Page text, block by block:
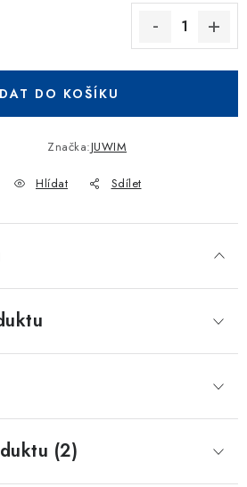
DO KOŠÍKU
Značka:JUWIM
Hlídat Sdílet
(2)